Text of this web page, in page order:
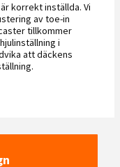
korrekt inställda. Vi
av toe-in
tillkommer
i
att däckens